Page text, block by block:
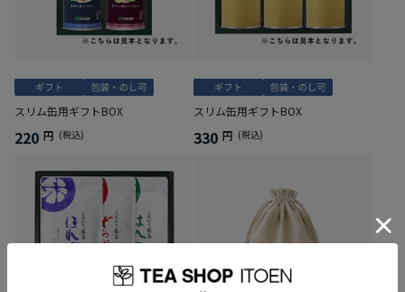
スリム缶用ギフトBOX
220 円 (税込)
スリム缶用ギフトBOX
330 円 (税込)